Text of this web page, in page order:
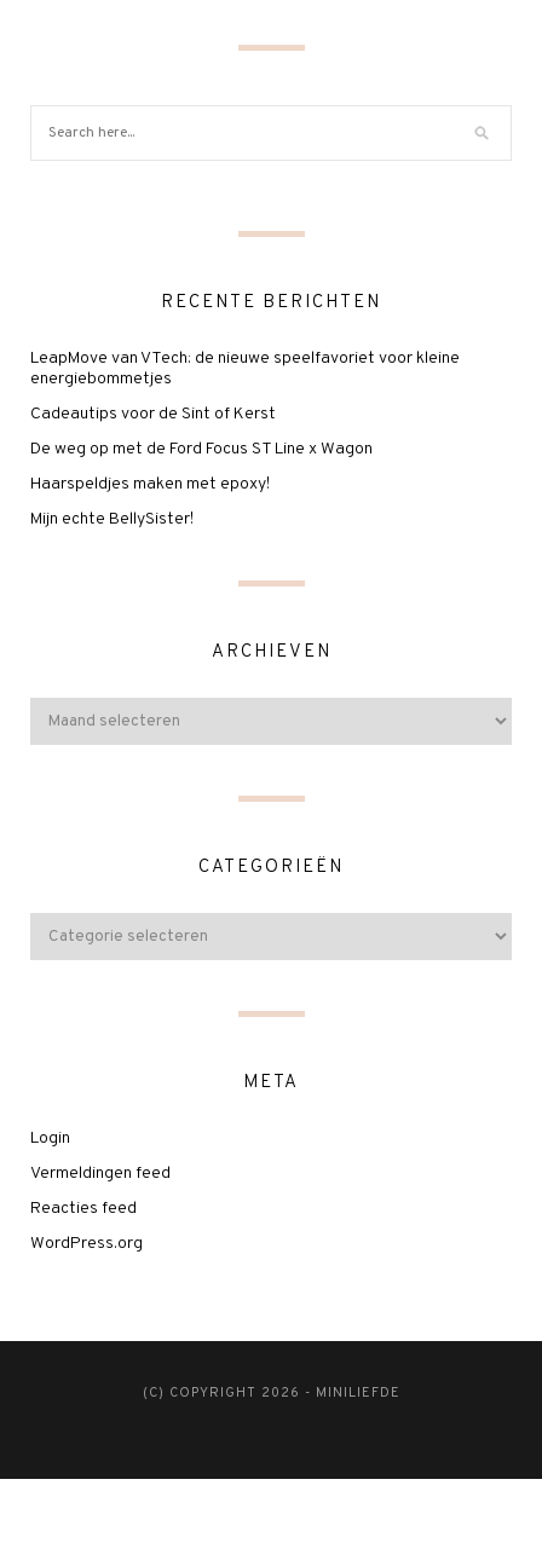
RECENTE BERICHTEN
LeapMove van VTech: de nieuwe speelfavoriet voor kleine
energiebommetjes
Cadeautips voor de Sint of Kerst
De weg op met de Ford Focus ST Line x Wagon
Haarspeldjes maken met epoxy!
Mijn echte BellySister!
ARCHIEVEN
CATEGORIEËN
META
Login
Vermeldingen feed
Reacties feed
WordPress.org
(C) COPYRIGHT 2026 - MINILIEFDE